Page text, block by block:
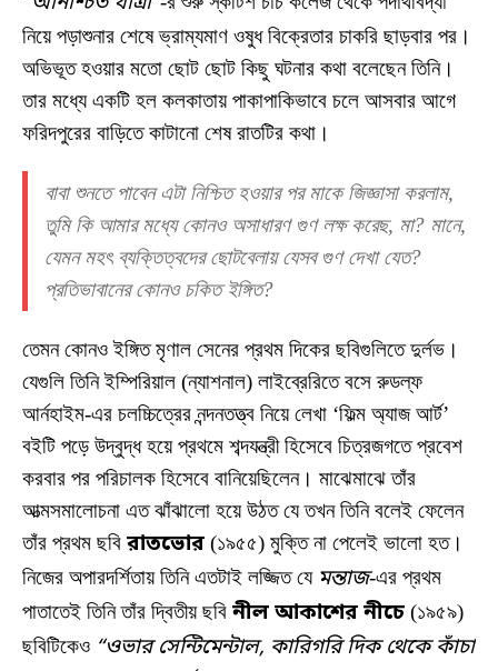
নিয়ে পড়াশুনার শেষে ভ্রাম্যমাণ ওষুধ বিক্রেতার চাকরি ছাড়বার পর।
অভিভূত হওয়ার মতো ছোট ছোট কিছু ঘটনার কথা বলেছেন তিনি।
তার মধ্যে একটি হল কলকাতায় পাকাপাকিভাবে চলে আসবার আগে
ফরিদপুরের বাড়িতে কাটানো শেষ রাতটির কথা।
বাবা শুনতে পাবেন এটা নিশ্চিত হওয়ার পর মাকে জিজ্ঞাসা করলাম,
তুমি কি আমার মধ্যে কোনও অসাধারণ গুণ লক্ষ করেছ, মা? মানে,
যেমন মহৎ ব্যক্তিত্বদের ছোটবেলায় যেসব গুণ দেখা যেত?
প্রতিভাবানের কোনও চকিত ইঙ্গিত?
তেমন কোনও ইঙ্গিত মৃণাল সেনের প্রথম দিকের ছবিগুলিতে দুর্লভ।
যেগুলি তিনি ইম্পিরিয়াল (ন্যাশনাল) লাইব্রেরিতে বসে রুডল্ফ
আর্নহাইম-এর চলচ্চিত্রের নন্দনতত্ত্ব নিয়ে লেখা ‘ফিল্ম অ্যাজ আর্ট’
বইটি পড়ে উদ্বুদ্ধ হয়ে প্রথমে শব্দযন্ত্রী হিসেবে চিত্রজগতে প্রবেশ
করবার পর পরিচালক হিসেবে বানিয়েছিলেন। মাঝেমাঝে তাঁর
আত্মসমালোচনা এত ঝাঁঝালো হয়ে উঠত যে তখন তিনি বলেই ফেলেন
তাঁর প্রথম ছবি রাতভোর (১৯৫৫) মুক্তি না পেলেই ভালো হত।
নিজের অপারদর্শিতায় তিনি এতটাই লজ্জিত যে মন্তাজ-এর প্রথম
পাতাতেই তিনি তাঁর দ্বিতীয় ছবি নীল আকাশের নীচে (১৯৫৯)
ছবিটিকেও “ওভার সেন্টিমেন্টাল, কারিগরি দিক থেকে কাঁচা